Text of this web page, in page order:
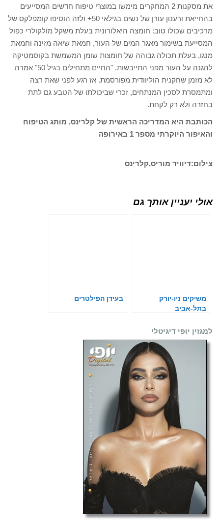
את מסקנות 2 המחקרים מימשו במוצרי טיפוח חדשים המסייעים
בהחייאת ורענון עורן של נשים בגילאי 50+ ולזה הוסיפו קומפלקס של
מרכיבים שכולו טוב: חומצה היאלורונית בעלת משקל מולקולרי כפול
המסייעת בשימור מאגר המים של העור, חמאת שיאה מזינה וחמאת
מנגו, בעלת תכולה גבוהה של חומצות שומן המשמשת בקוסמטיקה
להגנה על העור מפני התייבשות. "החיים מתחילים בגיל 50" אמרה
לא מזמן שחקנית הוליוודית מפורסמת. אז רגע לפני שאת רצה
ומתמסרת לסכין המנתחים, זכרי שביכולתו של הטבע גם לתת
בחזרה ולא רק לקחת.
הכותבת היא המדריכה הראשית של קלרינס, מותג הטיפוח
והאיפור היוקרתי מספר 1 באירופה
צילום:דיוויד מוריס,קלרינס
אולי יעניין אותך גם
משיקים ניו-יורק
בתל-אביב
בעידן הפילטרים
למגזין יופי דיגיטלי